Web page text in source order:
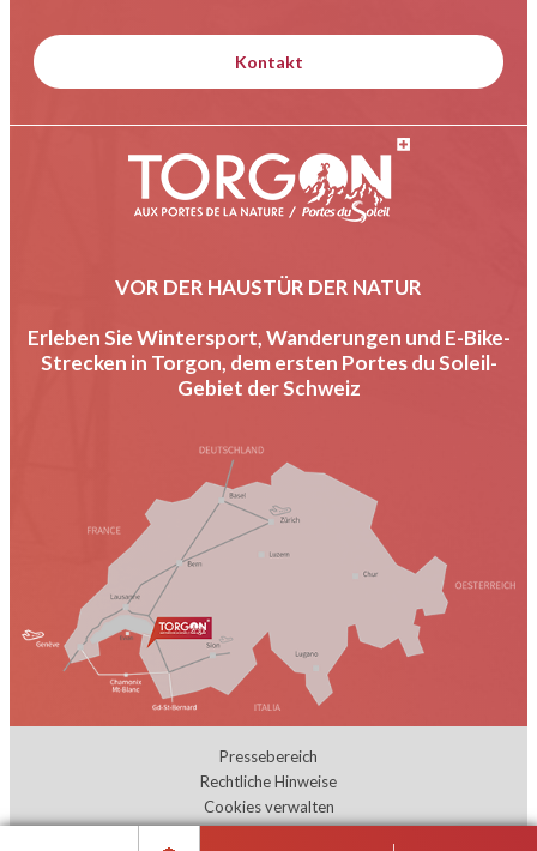
Kontakt
VOR DER HAUSTÜR DER NATUR
Erleben Sie Wintersport, Wanderungen und E-Bike-
Strecken in Torgon, dem ersten Portes du Soleil-
Gebiet der Schweiz
Pressebereich
Rechtliche Hinweise
Cookies verwalten